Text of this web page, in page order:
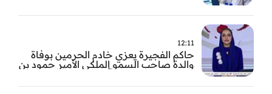
12:11
حاكم الفجيرة يعزي خادم الحرمين بوفاة
والدة صاحب السمو الملكي الأمير حمود بن